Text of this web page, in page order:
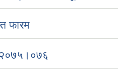
फारम